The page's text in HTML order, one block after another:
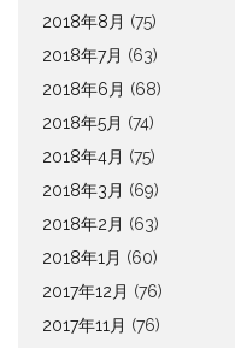
2018年8月 (75)
2018年7月 (63)
2018年6月 (68)
2018年5月 (74)
2018年4月 (75)
2018年3月 (69)
2018年2月 (63)
2018年1月 (60)
2017年12月 (76)
2017年11月 (76)